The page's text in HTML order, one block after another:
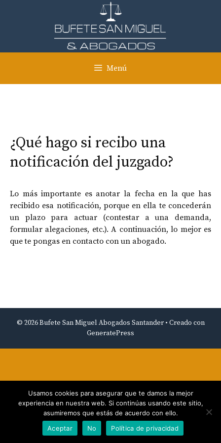
Menú
¿Qué hago si recibo una
notificación del juzgado?
Lo más importante es anotar la fecha en la que has
recibido esa notificación, porque en ella te concederán
un plazo para actuar (contestar a una demanda,
formular alegaciones, etc.). A continuación, lo mejor es
que te pongas en contacto con un abogado.
© 2026 Bufete San Miguel Abogados Santander• Creado con
GeneratePress
Usamos cookies para asegurar que te damos la mejor
experiencia en nuestra web. Si continúas usando este sitio,
asumiremos que estás de acuerdo con ello.
Aceptar
No Política de privacidad